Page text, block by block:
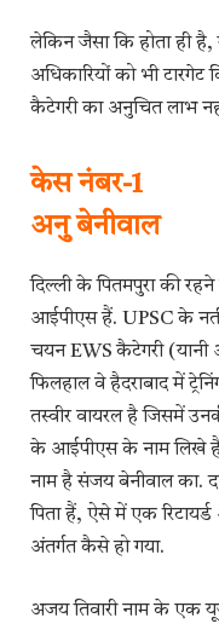
लेकिन जैसा कि होता ही
अधिकारियों को भी टारगेट
कैटेगरी का अनुचित लाभ
केस नंबर-1
अनु बेनीवाल
दिल्ली के पितमपुरा की
आईपीएस हैं. UPSC के
चयन EWS कैटेगरी
फिलहाल वे हैदराबाद में
तस्वीर वायरल है जिसमें
के आईपीएस के नाम लिखे
नाम है संजय बेनीवाल का.
पिता हैं, ऐसे में एक
अंतर्गत कैसे हो गया.
अजय तिवारी नाम के एक